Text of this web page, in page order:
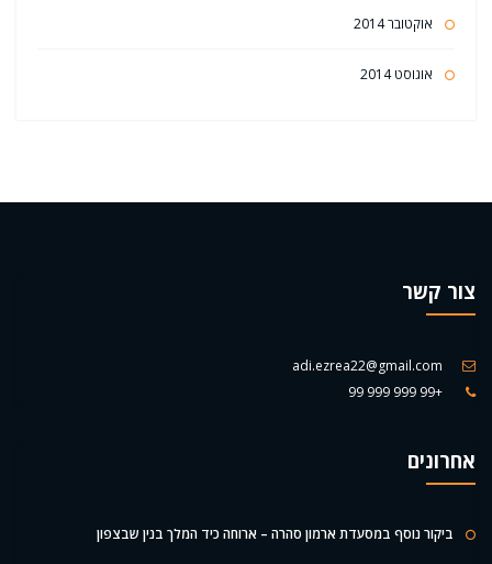
אוקטובר 2014
אוגוסט 2014
צור קשר
adi.ezrea22@gmail.com
+99 999 999 99
אחרונים
ביקור נוסף במסעדת ארמון סהרה – ארוחה כיד המלך בנין שבצפון